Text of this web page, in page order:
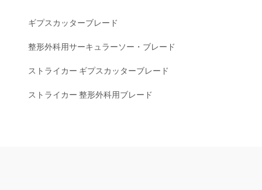
ギプスカッターブレード
整形外科用サーキュラーソー・ブレード
ストライカー ギプスカッターブレード
ストライカー 整形外科用ブレード